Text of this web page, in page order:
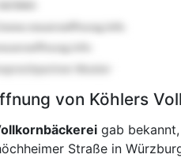
von Köhlers
gab
Straße in